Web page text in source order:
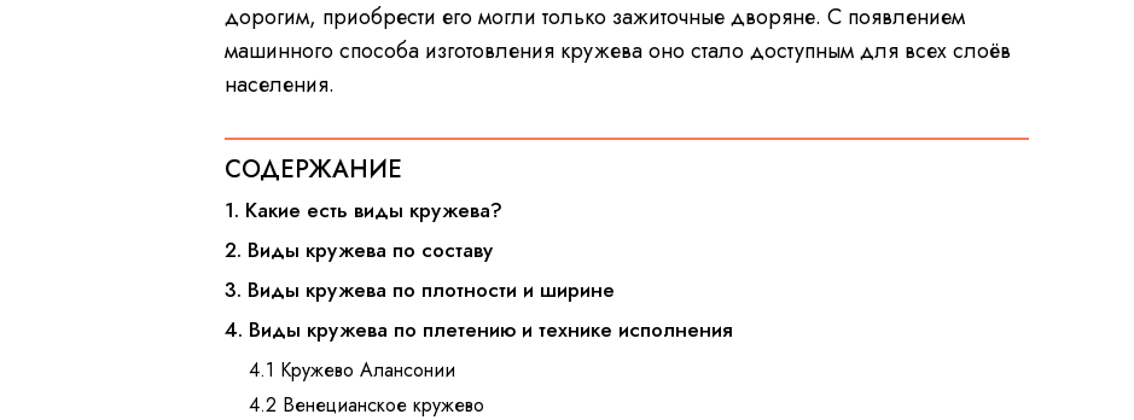
дорогим, приобрести его могли только зажиточные дворяне. С появлением
машинного способа изготовления кружева оно стало доступным для всех слоёв
населения.
СОДЕРЖАНИЕ
1. Какие есть виды кружева?
2. Виды кружева по составу
3. Виды кружева по плотности и ширине
4. Виды кружева по плетению и технике исполнения
4.1 Кружево Алансонии
4.2 Венецианское кружево